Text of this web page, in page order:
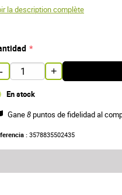
la description complète
- +
En stock
:3578835502435
Gane8puntos de fidelidad al